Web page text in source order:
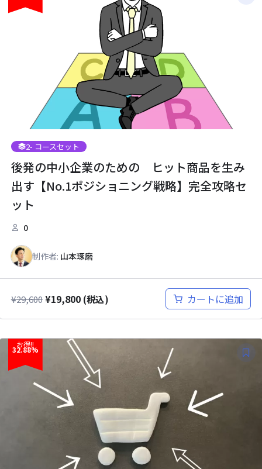
2- コースセット
後発の中小企業のための ヒット商品を生み
出す【No.1ポジショニング戦略】完全攻略セ
ット
0
制作者: 山本琢磨
¥29,600 ¥19,800 (税込) カートに追加
お得!!
32.88%